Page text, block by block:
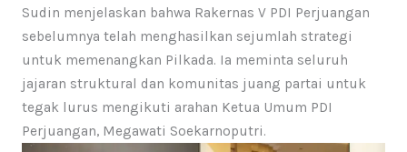
Sudin menjelaskan bahwa Rakernas V PDI Perjuangan
sebelumnya telah menghasilkan sejumlah strategi
untuk memenangkan Pilkada. Ia meminta seluruh
jajaran struktural dan komunitas juang partai untuk
tegak lurus mengikuti arahan Ketua Umum PDI
Perjuangan, Megawati Soekarnoputri.